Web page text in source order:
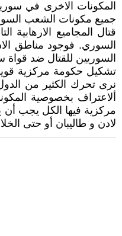
جميع مكونات الشعب
قتال المجاميع الارهابية
السوري. فوجود مناطق
السوريين للقتال ضد
تشكيل حكومة مركزية قوية
نرى تحرك الكثير من
ألاعتراف بخصوصية
مركزية فيها الكل يجب أن
لادن و طاليبان أو حتى